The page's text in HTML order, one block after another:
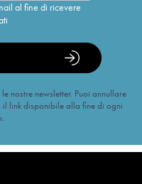
al fine di ricevere
nostre newsletter. Puoi annullare
il link disponibile alla fine di ogni